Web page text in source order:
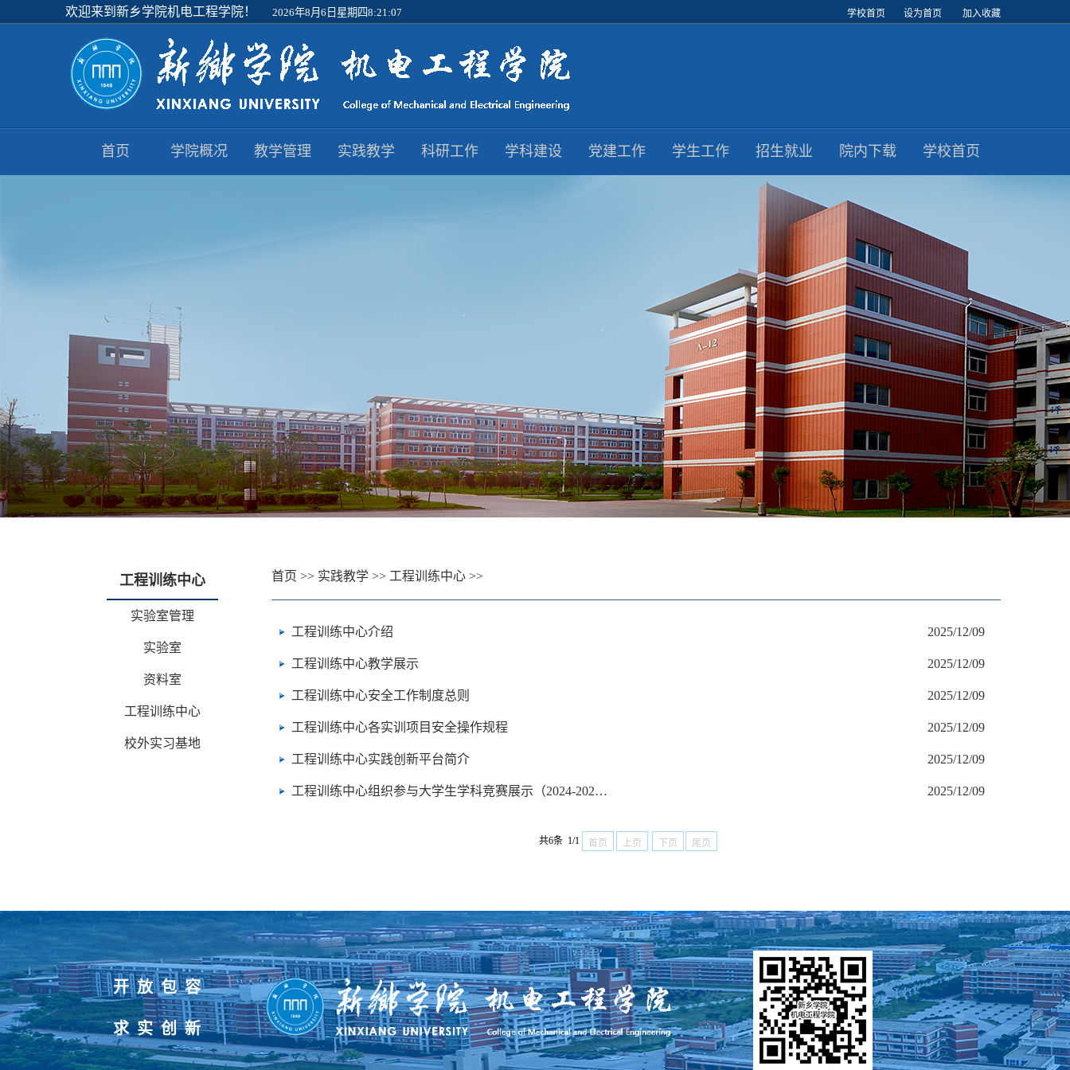
欢迎来到新乡学院机电工程学院！ 2026年8月6日星期四8:21:08 学校首页 设为首页 加入收藏
首页 学院概况 教学管理 实践教学 科研工作 学科建设 党建工作 学生工作 招生就业 院内下载 学校首页
工程训练中心
实验室管理
实验室
资料室
工程训练中心
校外实习基地
首页 >> 实践教学 >> 工程训练中心 >>
工程训练中心介绍 2025/12/09
工程训练中心教学展示 2025/12/09
工程训练中心安全工作制度总则 2025/12/09
工程训练中心各实训项目安全操作规程 2025/12/09
工程训练中心实践创新平台简介 2025/12/09
工程训练中心组织参与大学生学科竞赛展示（2024-202… 2025/12/09
共6条 1/1 首页 上页 下页 尾页
开放包容
求实创新